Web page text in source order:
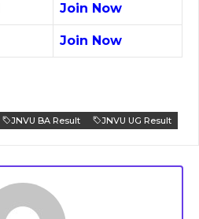
Join Now
Join Now
JNVU BA Result JNVU UG Result